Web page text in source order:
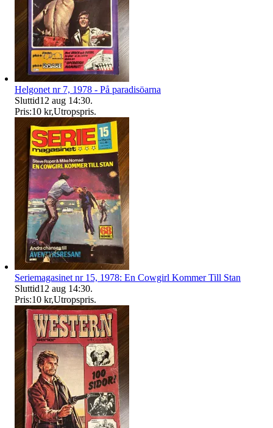
Helgonet nr 7, 1978 - På paradisöarna
Sluttid12 aug 14:30.
Pris:10 kr,Utropspris.
Seriemagasinet nr 15, 1978: En Cowgirl Kommer Till Stan
Sluttid12 aug 14:30.
Pris:10 kr,Utropspris.